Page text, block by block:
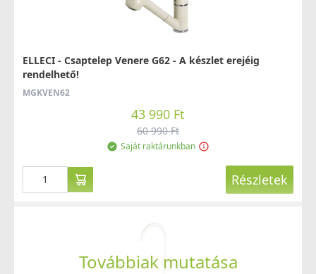
ELLECI - Csaptelep Venere G62 - A készlet erejéig
rendelhető!
MGKVEN62
43 990 Ft
60 990 Ft
Saját raktárunkban
Részletek
Továbbiak mutatása